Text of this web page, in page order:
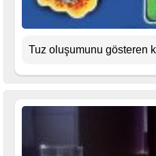
Tuz oluşumunu gösteren